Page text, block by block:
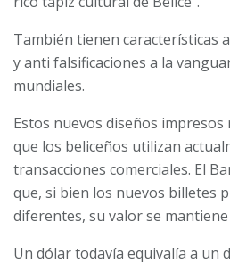
También tienen características
y anti falsificaciones a la
mundiales.
Estos nuevos diseños
que los beliceños utilizan
transacciones comerciales. El
que, si bien los nuevos billetes
diferentes, su valor se
Un dólar todavía equivalía a un